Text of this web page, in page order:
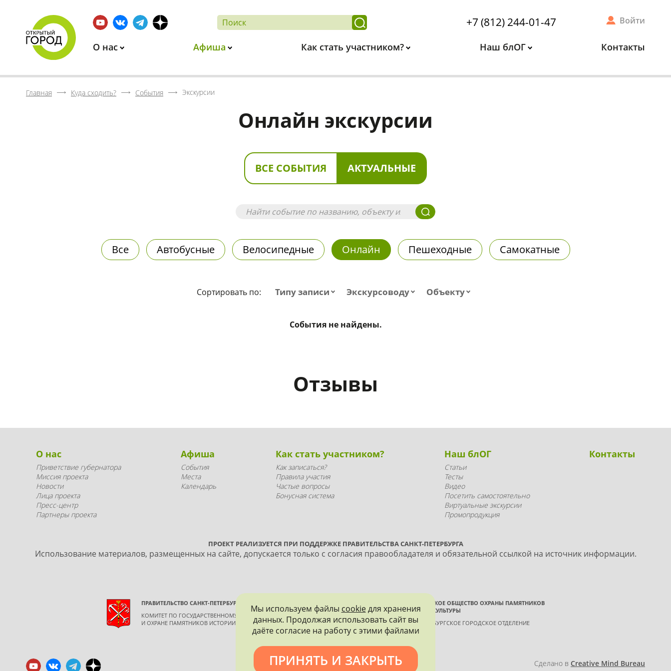
+7 (812) 244-01-47 Войти
О нас Афиша Как стать участником? Наш блОГ Контакты
Главная Куда сходить? События Экскурсии
Онлайн экскурсии
ВСЕ СОБЫТИЯ АКТУАЛЬНЫЕ
Все Автобусные Велосипедные Онлайн Пешеходные Самокатные
Сортировать по: Типу записи Экскурсоводу Объекту
События не найдены.
Отзывы
О нас
Приветствие губернатора
Миссия проекта
Новости
Лица проекта
Пресс-центр
Партнеры проекта
Афиша
События
Места
Календарь
Как стать участником?
Как записаться?
Правила участия
Частые вопросы
Бонусная система
Наш блОГ
Статьи
Тесты
Видео
Посетить самостоятельно
Виртуальные экскурсии
Промопродукция
Контакты
ПРОЕКТ РЕАЛИЗУЕТСЯ ПРИ ПОДДЕРЖКЕ ПРАВИТЕЛЬСТВА САНКТ-ПЕТЕРБУРГА
Использование материалов, размещенных на сайте, допускается только с согласия правообладателя и обязательной ссылкой на источник информации.
ПРАВИТЕЛЬСТВО САНКТ-ПЕТЕРБУРГА
КОМИТЕТ ПО ГОСУДАРСТВЕННОМУ КОНТРОЛЮ, ИСПОЛЬЗОВАНИЮ
И ОХРАНЕ ПАМЯТНИКОВ ИСТОРИИ И КУЛЬТУРЫ
ВСЕРОССИЙСКОЕ ОБЩЕСТВО ОХРАНЫ ПАМЯТНИКОВ
ИСТОРИИ И КУЛЬТУРЫ
САНКТ-ПЕТЕРБУРГСКОЕ ГОРОДСКОЕ ОТДЕЛЕНИЕ
Политика конфиденциальности Сделано в Creative Mind Bureau
Мы используем файлы cookieдля хранения
данных. Продолжая использовать сайт вы
даёте согласие на работу с этими файлами
ПРИНЯТЬ И ЗАКРЫТЬ